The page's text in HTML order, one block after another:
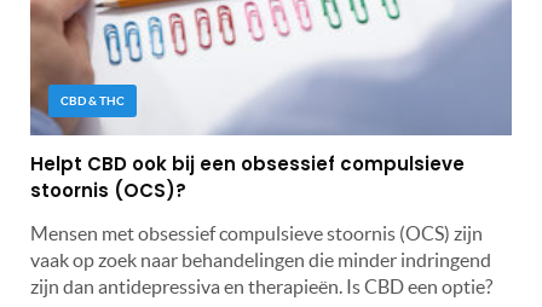
CBD & THC
Helpt CBD ook bij een obsessief compulsieve
stoornis (OCS)?
Mensen met obsessief compulsieve stoornis (OCS) zijn
vaak op zoek naar behandelingen die minder indringend
zijn dan antidepressiva en therapieën. Is CBD een optie?